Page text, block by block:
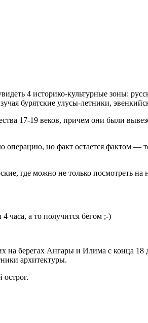
4 историко-культурные зоны:
бурятские улусы-летники,
17-19 веков, причем они были
операцию, но факт остается фактом
где можно не только посмотреть
часа, а то получится бегом ;-)
на берегах Ангары и Илима с конца
архитектуры.
острог.